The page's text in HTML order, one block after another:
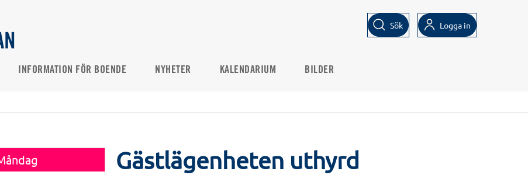
Sök Logga in
INFORMATION FÖR BOENDE NYHETER KALENDARIUM BILDER
Gästlägenheten uthyrd